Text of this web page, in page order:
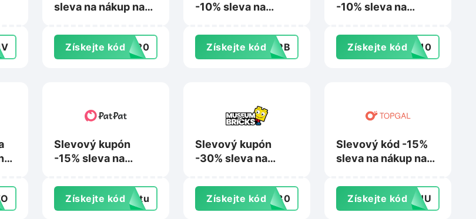
sleva na nákup na
Získejte kódLE20
-10% sleva na
Bagmaster.cz
Získejte kódGMRB
-10% sleva na
na Bagalio.cz
Získejte kódER10
Slevový kupón
-15% sleva na
Patpat.com
Získejte kódextu
Slevový kupón
-30% sleva na
Museumofbricks.cz
Získejte kódER30
Slevový kód -15%
sleva na nákup na
Získejte kódTOHU